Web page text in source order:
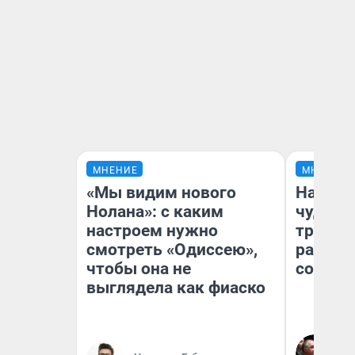
МНЕНИЕ
«Мы видим нового
Нолана»: с каким
настроем нужно
смотреть «Одиссею»,
чтобы она не
выглядела как фиаско
МНЕНИЕ
чудом